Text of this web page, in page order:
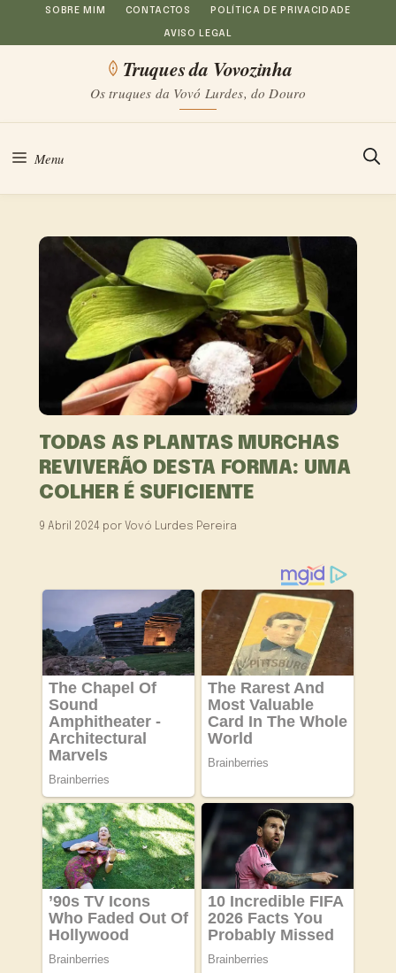
Saltar
para
conteúdo
SOBRE MIM CONTACTOS POLÍTICA DE PRIVACIDADE
AVISO LEGAL
Truques da Vovozinha
Os truques da Vovó Lurdes, do Douro
Menu
TODAS AS PLANTAS MURCHAS
REVIVERÃO DESTA FORMA: UMA
COLHER É SUFICIENTE
9 Abril 2024 por Vovó Lurdes Pereira